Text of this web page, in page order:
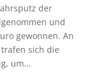
der
und
gewonnen. An
sich die
um...